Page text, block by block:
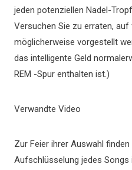
jeden potenziellen Nadel-
Versuchen Sie zu erraten, auf
möglicherweise vorgestellt
das intelligente Geld
REM -Spur enthalten ist.)
Verwandte Video
Zur Feier ihrer Auswahl
Aufschlüsselung jedes